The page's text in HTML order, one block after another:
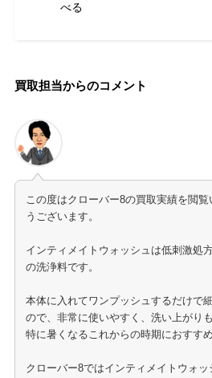
べる
買取担当からのコメント
この度はクローバー8の買取実績を閲
うございます。
インティメイトウォッシュは低刺激処
の洗浄料です。
本体に入れてワンプッシュするだけで
ので、非常に使いやすく、洗い上がり
特に暑くなるこれからの時期におすすめ
クローバー8ではインティメイトウォ